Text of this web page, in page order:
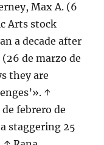
Max A. (6
Arts stock
a decade after
de marzo de
they are
↑
febrero de
staggering 25